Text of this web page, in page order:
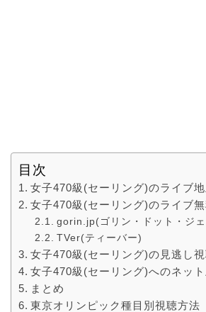
目次
女子470級(セーリング)のライブ
女子470級(セーリング)のライブ
gorin.jp(ゴリン・ドット・ジ
TVer(ティーバー)
女子470級(セーリング)の見逃し
女子470級(セーリング)へのネッ
まとめ
東京オリンピック種目別視聴方法